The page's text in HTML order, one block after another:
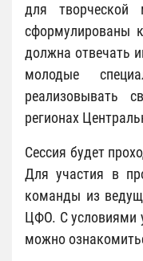
для творческой
сформулированы
должна отвечать
молодые
реализовывать
регионах
Сессия будет
Для участия в
команды из
ЦФО. С условиями
можно